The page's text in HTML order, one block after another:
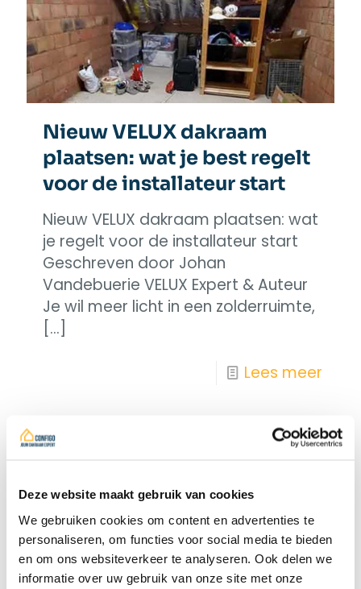
Deze website maakt gebruik van cookies
We gebruiken cookies om content en advertenties te
personaliseren, om functies voor social media te bieden
en om ons websiteverkeer te analyseren. Ook delen we
informatie over uw gebruik van onze site met onze
Nieuw VELUX dakraam
plaatsen: wat je best regelt
voor de installateur start
Nieuw VELUX dakraam plaatsen: wat
je regelt voor de installateur start
Geschreven door Johan
Vandebuerie VELUX Expert & Auteur
Je wil meer licht in een zolderruimte,
[…]
Lees meer